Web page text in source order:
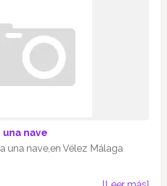
nave
una nave,en Vélez Málaga